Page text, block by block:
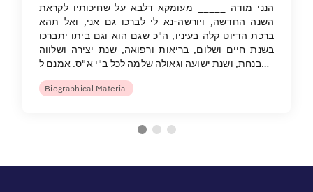
הנני מודה _____ מעומקא דלבא על שחיכותיו לקראת
השנה החדשה, ויורשה-נא לי לברכו גם אני, ואל תהא
ברכת הדיוט קלה בעיניו, ה"כ שגם הוא וגם ביתו יתברכו
בשנת חיים ושלום, בריאות ורפואה, שנת יצירה ושלווה
בנחת, ושנת ישועה וגאולה שלמה לכל ב"י א"ס. אמנם ל…
Biographical Material